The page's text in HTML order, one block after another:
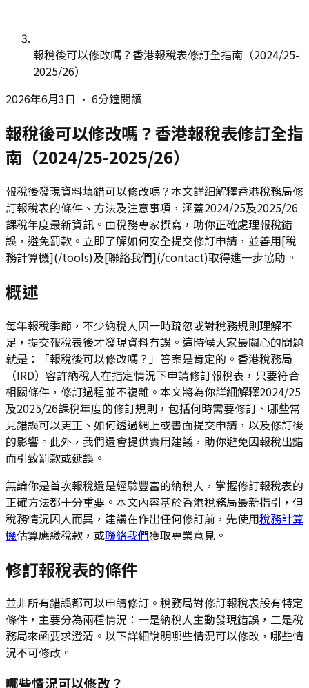
報稅後可以修改嗎？香港報稅表修訂全指南（2024/25-
2025/26）
2026年6月3日 • 6分鐘閱讀
報稅後可以修改嗎？香港報稅表修訂全指
南（2024/25-2025/26）
報稅後發現資料填錯可以修改嗎？本文詳細解釋香港稅務局修
訂報稅表的條件、方法及注意事項，涵蓋2024/25及2025/26
課稅年度最新資訊。由稅務專家撰寫，助你正確處理報稅錯
誤，避免罰款。立即了解如何安全提交修訂申請，並善用[稅
務計算機](/tools)及[聯絡我們](/contact)取得進一步協助。
概述
每年報稅季節，不少納稅人因一時疏忽或對稅務規則理解不
足，提交報稅表後才發現資料有誤。這時候大家最關心的問題
就是：「報稅後可以修改嗎？」答案是肯定的。香港稅務局
（IRD）容許納稅人在指定情況下申請修訂報稅表，只要符合
相關條件，修訂過程並不複雜。本文將為你詳細解釋2024/25
及2025/26課稅年度的修訂規則，包括何時需要修訂、哪些常
見錯誤可以更正、如何透過網上或書面提交申請，以及修訂後
的影響。此外，我們還會提供實用建議，助你避免因報稅出錯
而引致罰款或延誤。
無論你是首次報稅還是經驗豐富的納稅人，掌握修訂報稅表的
正確方法都十分重要。本文內容基於香港稅務局最新指引，但
稅務情況因人而異，建議在作出任何修訂前，先使用稅務計算
機估算應繳稅款，或聯絡我們獲取專業意見。
修訂報稅表的條件
並非所有錯誤都可以申請修訂。稅務局對修訂報稅表設有特定
條件，主要分為兩種情況：一是納稅人主動發現錯誤，二是稅
務局來函要求澄清。以下詳細說明哪些情況可以修改，哪些情
況不可修改。
哪些情況可以修改？